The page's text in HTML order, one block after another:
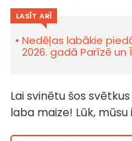
LASĪT ARĪ
Nedēļas labākie
2026. gadā Parīzē
Lai svinētu šos
laba maize! Lūk,